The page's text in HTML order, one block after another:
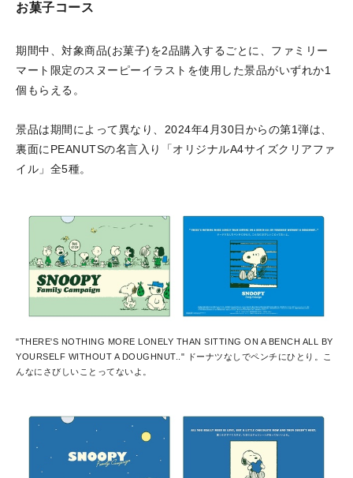
お菓子コース
期間中、対象商品(お菓子)を2品購入するごとに、ファミリー
マート限定のスヌーピーイラストを使用した景品がいずれか1
個もらえる。
景品は期間によって異なり、2024年4月30日からの第1弾は、
裏面にPEANUTSの名言入り「オリジナルA4サイズクリアファ
イル」全5種。
"THERE'S NOTHING MORE LONELY THAN SITTING ON A BENCH ALL BY
YOURSELF WITHOUT A DOUGHNUT.." ドーナツなしでペンチにひとり。こ
んなにさびしいことってないよ。